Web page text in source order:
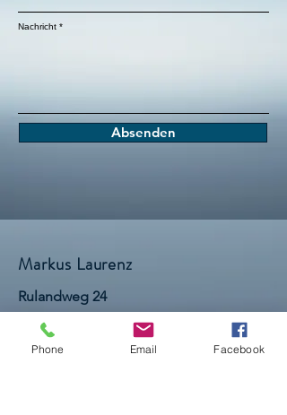
Nachricht
Absenden
Markus Laurenz
Rulandweg 24
48653 Coesfeld
E-Mail:
markus.laurenz@marktplatz-der-
Phone Email Facebook